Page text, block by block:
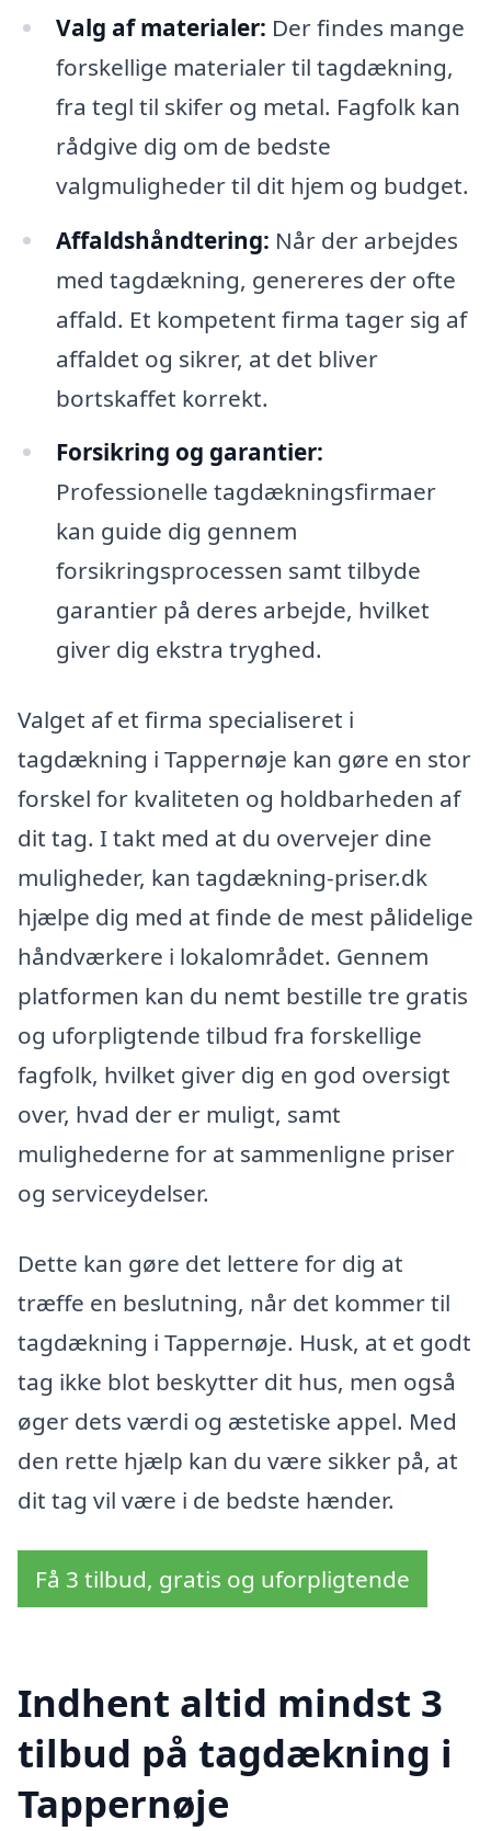
Valg af materialer: Der findes mange
forskellige materialer til tagdækning,
fra tegl til skifer og metal. Fagfolk kan
rådgive dig om de bedste
valgmuligheder til dit hjem og budget.
Affaldshåndtering: Når der arbejdes
med tagdækning, genereres der ofte
affald. Et kompetent firma tager sig af
affaldet og sikrer, at det bliver
bortskaffet korrekt.
Forsikring og garantier:
Professionelle tagdækningsfirmaer
kan guide dig gennem
forsikringsprocessen samt tilbyde
garantier på deres arbejde, hvilket
giver dig ekstra tryghed.
Valget af et firma specialiseret i
tagdækning i Tappernøje kan gøre en stor
forskel for kvaliteten og holdbarheden af
dit tag. I takt med at du overvejer dine
muligheder, kan tagdækning-priser.dk
hjælpe dig med at finde de mest pålidelige
håndværkere i lokalområdet. Gennem
platformen kan du nemt bestille tre gratis
og uforpligtende tilbud fra forskellige
fagfolk, hvilket giver dig en god oversigt
over, hvad der er muligt, samt
mulighederne for at sammenligne priser
og serviceydelser.
Dette kan gøre det lettere for dig at
træffe en beslutning, når det kommer til
tagdækning i Tappernøje. Husk, at et godt
tag ikke blot beskytter dit hus, men også
øger dets værdi og æstetiske appel. Med
den rette hjælp kan du være sikker på, at
dit tag vil være i de bedste hænder.
Få 3 tilbud, gratis og uforpligtende
Indhent altid mindst 3
tilbud på tagdækning i
Tappernøje